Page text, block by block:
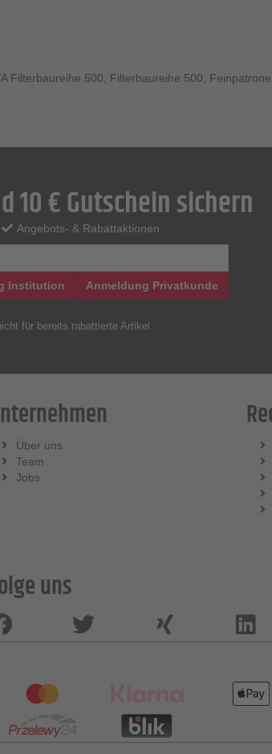
Filterbaureihe 500 Filterbaureihe 500 Feinpatrone
€ Gutschein sichern
Angebots- & Rabattaktionen
Institution Anmeldung Privatkunde
für bereits rabattierte Artikel
Über uns
Team
Jobs
uns